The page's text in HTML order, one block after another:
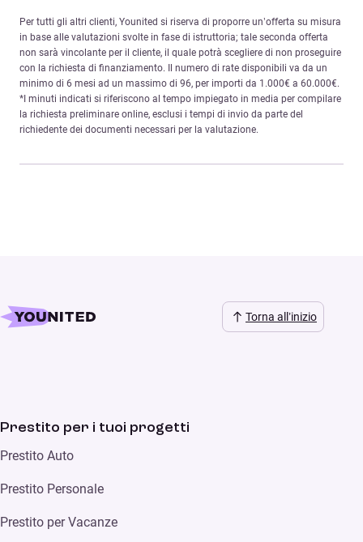
Per tutti gli altri clienti, Younited si riserva di proporre un’offerta su misura
in base alle valutazioni svolte in fase di istruttoria; tale seconda offerta
non sarà vincolante per il cliente, il quale potrà scegliere di non proseguire
con la richiesta di finanziamento. Il numero di rate disponibili va da un
minimo di 6 mesi ad un massimo di 96, per importi da 1.000€ a 60.000€.
*I minuti indicati si riferiscono al tempo impiegato in media per compilare
la richiesta preliminare online, esclusi i tempi di invio da parte del
richiedente dei documenti necessari per la valutazione.
Torna all’inizio
Prestito per i tuoi progetti
Prestito Auto
Prestito Personale
Prestito per Vacanze